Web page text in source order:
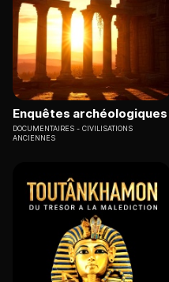
Enquêtes archéologiques
DOCUMENTAIRES
CIVILISATIONS
ANCIENNES